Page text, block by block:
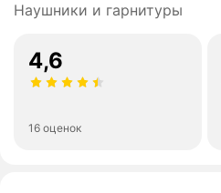
Наушники и гарнитуры
4,6
16 оценок